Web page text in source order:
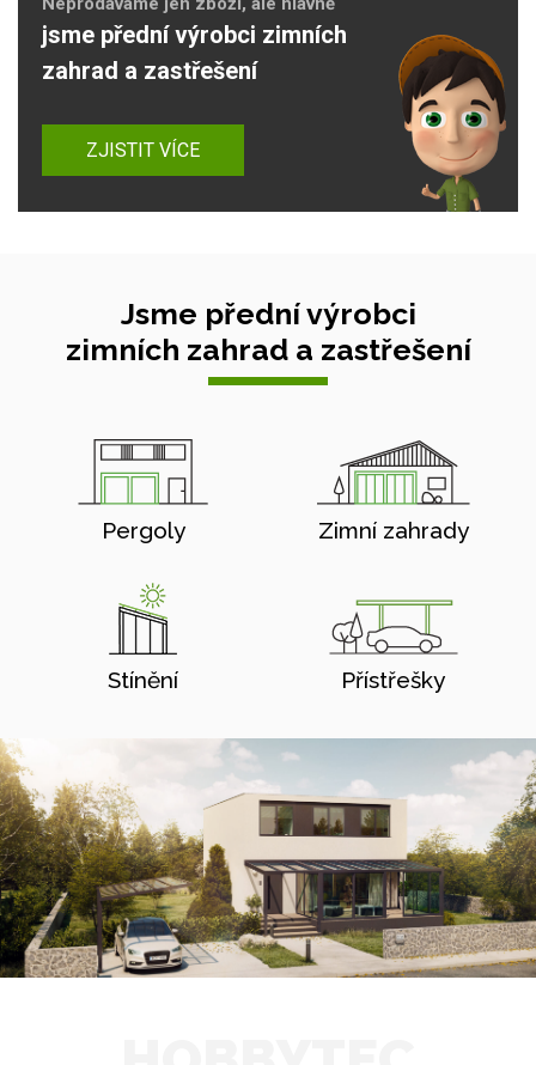
jsme přední výrobci zimních
zahrad a zastřešení
ZJISTIT VÍCE
Jsme přední výrobci
zimních zahrad a zastřešení
Pergoly Zimní zahrady
Stínění Přístřešky